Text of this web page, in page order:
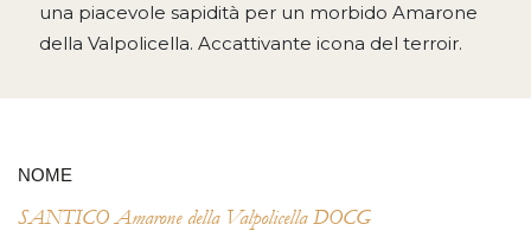
una piacevole sapidità per un morbido Amarone
della Valpolicella. Accattivante icona del terroir.
NOME
SANTICO Amarone della Valpolicella DOCG